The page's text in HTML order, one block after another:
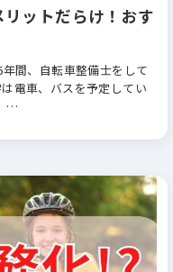
リットだらけ！おす
間、自転車整備士をして
電車、バスを予定してい
…